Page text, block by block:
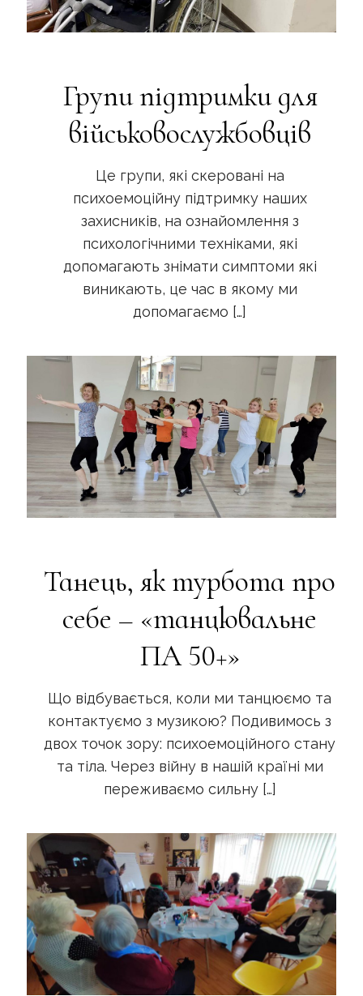
Групи підтримки для
військовослужбовців
Це групи, які скеровані на
психоемоційну підтримку наших
захисників, на ознайомлення з
психологічними техніками, які
допомагають знімати симптоми які
виникають, це час в якому ми
допомагаємо […]
Танець, як турбота про
себе – «танцювальне
ПА 50+»
Що відбувається, коли ми танцюємо та
контактуємо з музикою? Подивимось з
двох точок зору: психоемоційного стану
та тіла. Через війну в нашій країні ми
переживаємо сильну[…]